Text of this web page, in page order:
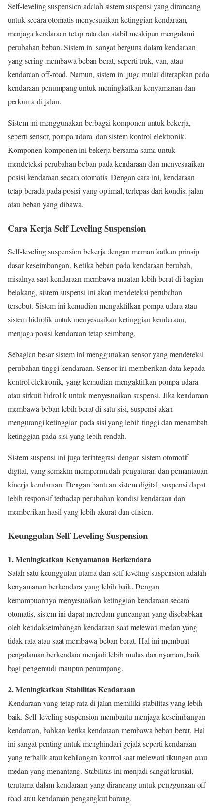
Self-leveling suspension adalah sistem suspensi yang dirancang
untuk secara otomatis menyesuaikan ketinggian kendaraan,
menjaga kendaraan tetap rata dan stabil meskipun mengalami
perubahan beban. Sistem ini sangat berguna dalam kendaraan
yang sering membawa beban berat, seperti truk, van, atau
kendaraan off-road. Namun, sistem ini juga mulai diterapkan pada
kendaraan penumpang untuk meningkatkan kenyamanan dan
performa di jalan.
Sistem ini menggunakan berbagai komponen untuk bekerja,
seperti sensor, pompa udara, dan sistem kontrol elektronik.
Komponen-komponen ini bekerja bersama-sama untuk
mendeteksi perubahan beban pada kendaraan dan menyesuaikan
posisi kendaraan secara otomatis. Dengan cara ini, kendaraan
tetap berada pada posisi yang optimal, terlepas dari kondisi jalan
atau beban yang dibawa.
Cara Kerja Self Leveling Suspension
Self-leveling suspension bekerja dengan memanfaatkan prinsip
dasar keseimbangan. Ketika beban pada kendaraan berubah,
misalnya saat kendaraan membawa muatan lebih berat di bagian
belakang, sistem suspensi ini akan mendeteksi perubahan
tersebut. Sistem ini kemudian mengaktifkan pompa udara atau
sistem hidrolik untuk menyesuaikan ketinggian kendaraan,
menjaga posisi kendaraan tetap seimbang.
Sebagian besar sistem ini menggunakan sensor yang mendeteksi
perubahan tinggi kendaraan. Sensor ini memberikan data kepada
kontrol elektronik, yang kemudian mengaktifkan pompa udara
atau sirkuit hidrolik untuk menyesuaikan suspensi. Jika kendaraan
membawa beban lebih berat di satu sisi, suspensi akan
mengurangi ketinggian pada sisi yang lebih tinggi dan menambah
ketinggian pada sisi yang lebih rendah.
Sistem suspensi ini juga terintegrasi dengan sistem otomotif
digital, yang semakin mempermudah pengaturan dan pemantauan
kinerja kendaraan. Dengan bantuan sistem digital, suspensi dapat
lebih responsif terhadap perubahan kondisi kendaraan dan
memberikan hasil yang lebih akurat dan efisien.
Keunggulan Self Leveling Suspension
1. Meningkatkan Kenyamanan Berkendara
Salah satu keunggulan utama dari self-leveling suspension adalah
kenyamanan berkendara yang lebih baik. Dengan
kemampuannya menyesuaikan ketinggian kendaraan secara
otomatis, sistem ini dapat meredam guncangan yang disebabkan
oleh ketidakseimbangan kendaraan saat melewati medan yang
tidak rata atau saat membawa beban berat. Hal ini membuat
pengalaman berkendara menjadi lebih mulus dan nyaman, baik
bagi pengemudi maupun penumpang.
2. Meningkatkan Stabilitas Kendaraan
Kendaraan yang tetap rata di jalan memiliki stabilitas yang lebih
baik. Self-leveling suspension membantu menjaga keseimbangan
kendaraan, bahkan ketika kendaraan membawa beban berat. Hal
ini sangat penting untuk menghindari gejala seperti kendaraan
yang terbalik atau kehilangan kontrol saat melewati tikungan atau
medan yang menantang. Stabilitas ini menjadi sangat krusial,
terutama dalam kendaraan yang dirancang untuk penggunaan off-
road atau kendaraan pengangkut barang.